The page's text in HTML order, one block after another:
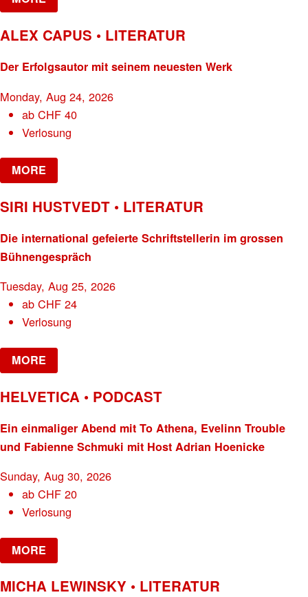
ALEX CAPUS • LITERATUR
Der Erfolgsautor mit seinem neuesten Werk
Monday, Aug 24, 2026
abCHF 40
Verlosung
MORE
SIRI HUSTVEDT • LITERATUR
Die international gefeierte Schriftstellerin im grossen
Bühnengespräch
Tuesday, Aug 25, 2026
abCHF 24
Verlosung
MORE
HELVETICA • PODCAST
Ein einmaliger Abend mit To Athena, Evelinn Trouble
und Fabienne Schmuki mit Host Adrian Hoenicke
Sunday, Aug 30, 2026
abCHF 20
Verlosung
MORE
MICHA LEWINSKY • LITERATUR